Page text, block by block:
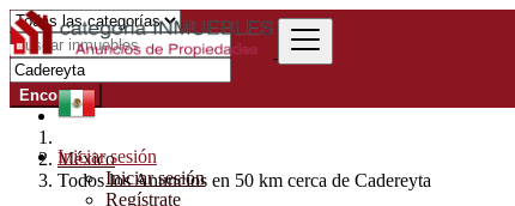
Iniciar sesión
Iniciar sesión
Regístrate
Encontrar
México
Todos los Anuncios en 50 km cerca de Cadereyta